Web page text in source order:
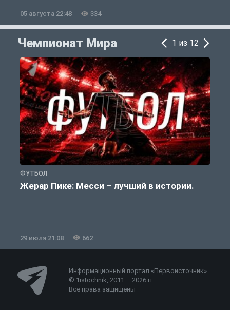
05 августа 22:48 334
Чемпионат Мира 1 из 12
ФУТБОЛ
Жерар Пике: Месси – лучший в истории.
29 июля 21:08 662
Информационный портал «Первоисточник»
© 1istochnik, 2011 – 2026 гг.
Все права защищены